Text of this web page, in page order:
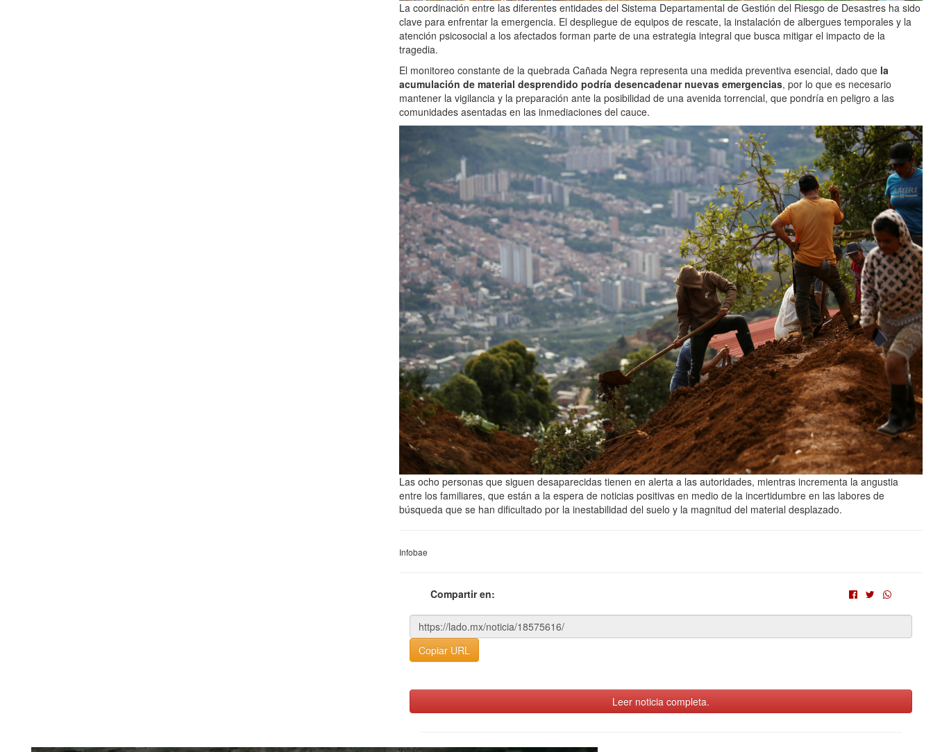
La coordinación entre las diferentes entidades del Sistema Departamental de Gestión del Riesgo de Desastres ha sido
clave para enfrentar la emergencia. El despliegue de equipos de rescate, la instalación de albergues temporales y la
atención psicosocial a los afectados forman parte de una estrategia integral que busca mitigar el impacto de la
tragedia.
El monitoreo constante de la quebrada Cañada Negra representa una medida preventiva esencial, dado que la
acumulación de material desprendido podría desencadenar nuevas emergencias, por lo que es necesario
mantener la vigilancia y la preparación ante la posibilidad de una avenida torrencial, que pondría en peligro a las
comunidades asentadas en las inmediaciones del cauce.
Las ocho personas que siguen desaparecidas tienen en alerta a las autoridades, mientras incrementa la angustia
entre los familiares, que están a la espera de noticias positivas en medio de la incertidumbre en las labores de
búsqueda que se han dificultado por la inestabilidad del suelo y la magnitud del material desplazado.
Infobae
Compartir en:
Copiar URL
Leer noticia completa.